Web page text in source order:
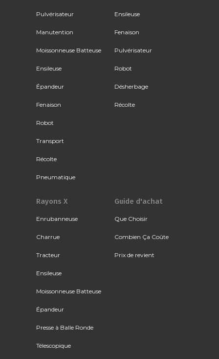
Pulvérisateur
Manutention
Moissonneuse Batteuse
Ensileuse
Épandeur
Fenaison
Robot
Transport
Récolte
Pneumatique
Ensileuse
Fenaison
Pulvérisateur
Robot
Désherbage
Récolte
Rayons X
Enrubanneuse
Charrue
Tracteur
Ensileuse
Moissonneuse Batteuse
Épandeur
Presse à Balle Ronde
Télescopique
Guide d'achat
Que Choisir
Combien Ça Coûte
Prix de revient